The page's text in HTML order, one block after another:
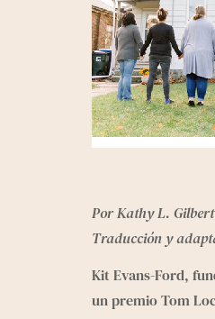
Por Kathy L. Gilbert
Traducción y
Kit Evans-Ford,
un premio Tom